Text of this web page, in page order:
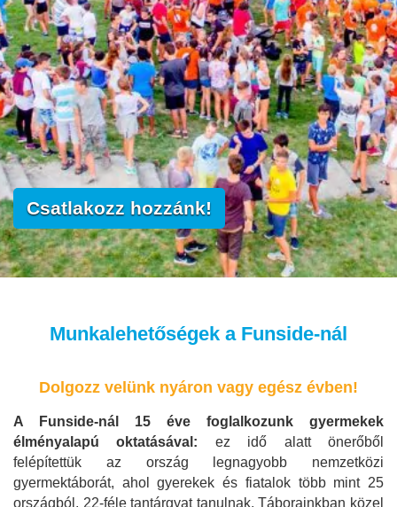
Csatlakozz hozzánk!
Munkalehetőségek a Funside-nál
Dolgozz velünk nyáron vagy egész évben!
A Funside-nál 15 éve foglalkozunk gyermekek
élményalapú oktatásával: ez idő alatt önerőből
felépítettük az ország legnagyobb nemzetközi
gyermektáborát, ahol gyerekek és fiatalok több mint 25
országból, 22-féle tantárgyat tanulnak. Táborainkban közel